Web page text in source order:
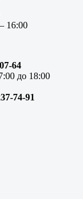
16:00
64
до 18:00
74-91